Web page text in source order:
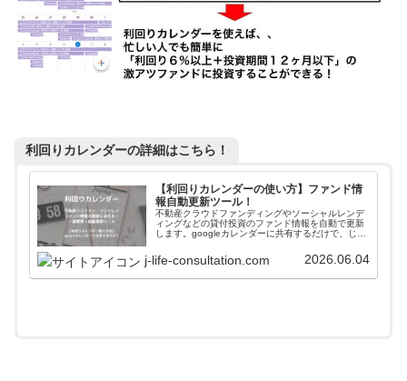
利回りカレンダーの詳細はこちら！
【利回りカレンダーの使い方】ファンド情
報自動更新ツール！
不動産クラウドファンディングやソーシャルレンデ
ィングなどの貸付投資のファンド情報を自動で更新
します。googleカレンダーに共有するだけで、じぇ
自動更新されます。使い方や導入方法を解説してい
ます。
j-life-consultation.com 2026.06.04